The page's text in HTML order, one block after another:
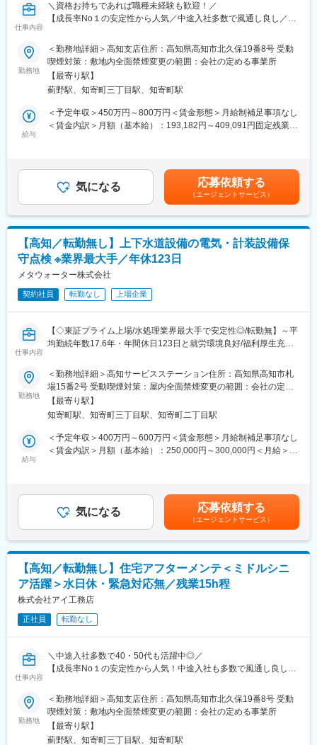
注文住宅アドバイザーをお任せします。住まいづくりを検討する
お客様のニーズを伺い、ご希望に沿った住宅をゼロから企画・提
＜業務詳細＞
展示場にお越しいただいたお客様の反響型営業をお任せします。
・モデルハウスのご案内
・融資やローンに関する相談対応や手続き手配
UPした社員も在籍しています。
・受注棟数に応じて主任・係長・課長・所長と昇格する明確な評
■業務の魅力
・提案しやすい商品
商品プランをあえて絞っているため、ハイグレードな注文住宅を
販売できる価格力が大きな強みです。
・設計～引き渡しまで一連で担当
他メーカーでは営業・設計・積算等を分業して担当しています
が、当社では引き渡しまで一貫して営業が携わります。
そのため、設計や空間構築の専門知識も身に付きます
変更の範囲：無
仕事内容
＼資格お持ちであれば職種未経験も歓迎！／
【成長率No１の安定性から人気／中途入社多数で風通し良し／一
張や原則転勤無し！／来年度から年休120日（水日休）設計は好
きだけど業務負荷減らしたい方へ！】
自由設計の高品質注文住宅を実現で1cm単位で違う家を作ること
が可能／創業15年で社員数3000名以上＆売上2000億円突破の売
上成長率トップクラス
(年収例）
35歳600万円（入社5年目、2級建築士）／45歳900万円（入社9年
など）
◎成長率の高さという安定性で、同業からの転職者にも選んでい
ただいております！
理想の家づくりにおけるベストパートナーを目指す当社で、設計
職をお任せします。
注文住宅の設計・監理業務をお任せします。詳細設計は外注して
いるため、営業がプランフィックスした後の基本設計と設計監理
■職務内容：
契約後のお客様と、営業が作成したプラン図を基に打ち合わせ・
設計を頂きます。
パース作成などは現在は内製または設計事務所へ委託しており、
委託の場合は設計事務所の指導及び管理や各種確認申請業務がメ
・現場に行くことは基本なく、経験に合わせて担当いただくため
年間16～30案件ほどと無理のない業務量です。
・お客様との打合せは2～3回ほど（3～4時間）となるため、設計
に集中いただけます。※残業平均35h程
・設計業務の工数は少なく、安定した環境で長く働ける環境
■高い設計力が強み◎
当社では、家族の希望を1mm単位で実現する柔軟な自由設計にこ
だわっています。『アイデア収納』は独自の空間設計の特徴とな
っており、収納スペースの効果的な配置や空間の高低を巧みに利
変更の範囲：会社の定める業務
勤務地
＜勤務地詳細＞高知支店住所：高知県高知市北久保19番8号 受動
喫煙対策：敷地内全面禁煙変更の範囲：会社の定める事業所
【最寄り駅】
薊野駅、知寄町三丁目駅、知寄町駅
給与
＜予定年収＞450万円～800万円＜賃金形態＞月給制補足事項なし
＜賃金内訳＞月額（基本給）：193,182円～409,091円固定残業手
＞※給与は前職の実績・年収等を考慮し決定■賞与：年2回（3月、
9月）※個人の実績による■インセンティブ／資格取得一時金あ
り：入社後に業務で必要な資格を取得した方には、祝い金を支給■
モデル年収：35歳600万円（入社5年目、2級建築士）45歳900万
円（入社9年目、1級建築士）賃金はあくまでも目安の金額であ
り、選考を通じて上下する可能性があります。月給(月額)は固定手
当を含めた表記です。
気になる 応募依頼する
（エージェントサービス）
【高知／転勤無し】上下水道設備の電気・計装設備保
守点検 ※業界最大手／年休123日
メタウォーター株式会社
契約社員 転勤なし 上場企業
仕事内容
【◇東証プライム上場/水処理業界最大手で安定性◎/転勤無】～平
均勤続年数17.6年・年間休日123日と就労環境良好/福利厚生充実/
のリーディングカンパニー/公共インフラ関連事業のため景気の波
に左右されにくく安定性抜群～
■担当業務：
高知県を主体に上下水道施設のメンテナンス等のサービス業務
（作業計画、保守点検、修繕作業、障害対応）をお任せ致しま
す。具体的な業務内容は以下の通りとなります。
３．受注後の業務計画、とりまとめ、試験、修繕作業
４．現場代理人業務
５．点検、修繕業務に関する報告書類作成
市民の生活に直接影響を与える重要なインフラである上下水道施
設の電気設備の保守業務に携わることは、非常に責任が重い業務
であると同時に、やり遂げた時には大きな充実感を味わうことが
できます。特に、機器の故障復旧作業においては、お客様からの
感謝の言葉をいただけるだけでなく、市民の生活を守ったという
深い充実感を味わうことができます。
■同社の魅力：
◇2008年4月、日本ガイシと富士電機の水環境部門の合併により
誕生したメタウォーターは、水環境分野では国内初となる機電一
製品として有するとともに、プラントの設計、施工、運転・維持
管理までを網羅した事業内容で上下水道施設に最適なソリューシ
ョンを提供しています。
◇年間休日は120日以上、有休休暇初年度20日（2年目からも20
勤務地
＜勤務地詳細＞高知サービスステーション住所：高知県高知市札
場15番2号 受動喫煙対策：屋内全面禁煙変更の範囲：会社の定め
る事業所
【最寄り駅】
知寄町駅、知寄町三丁目駅、知寄町二丁目駅
給与
＜予定年収＞400万円～600万円＜賃金形態＞月給制補足事項なし
＜賃金内訳＞月額（基本給）：250,000円～300,000円＜月給＞
の金額であり、選考を通じて上下する可能性があります。月給(月
額)は固定手当を含めた表記です。
気になる 応募依頼する
（エージェントサービス）
【高知／転勤無し】住宅アフターメンテ＜ミドルシニ
ア活躍＞水日休・緊急対応無／残業15h程
株式会社アイ工務店
正社員 転勤なし
仕事内容
＼中途入社多数で40・50代も活躍中◎／
【成長率No１の安定性から人気！中途入社も多数で風通し良し◎
休）／1次受けはコールセンターで対応するため業務外の対応は無
し！残業月15h程】
自由設計の高品質注文住宅を実現／創業15年で社員数3000名以上
勤務地
＜勤務地詳細＞高知支店住所：高知県高知市北久保19番8号 受動
喫煙対策：敷地内全面禁煙変更の範囲：会社の定める事業所
【最寄り駅】
薊野駅、知寄町三丁目駅、知寄町駅